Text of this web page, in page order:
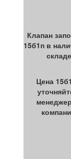
Клапан
15б1п в
складе
Цена